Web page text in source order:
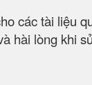
các tài liệu
hài lòng khi